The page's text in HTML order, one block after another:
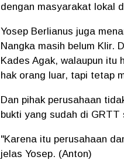
dengan masyarakat lokal
Yosep Berlianus juga
Nangka masih belum Klir.
Kades Agak, walaupun itu
hak orang luar, tapi tetap
Dan pihak perusahaan
bukti yang sudah di
"Karena itu perusahaan
jelas Yosep. (Anton)